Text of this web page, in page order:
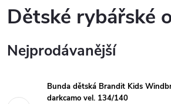
Dětské rybářské
Nejprodávanější
Bunda dětská Brandit Kids
darkcamo vel. 134/140